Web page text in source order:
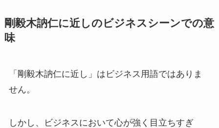
剛毅木訥仁に近しのビジネスシーンでの意
味
「剛毅木訥仁に近し」はビジネス用語ではありま
せん。
しかし、ビジネスにおいて心が強く目立ちすぎ